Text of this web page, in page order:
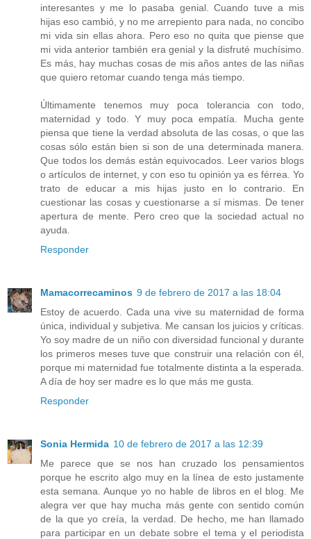
interesantes y me lo pasaba genial. Cuando tuve a mis
hijas eso cambió, y no me arrepiento para nada, no concibo
mi vida sin ellas ahora. Pero eso no quita que piense que
mi vida anterior también era genial y la disfruté muchísimo.
Es más, hay muchas cosas de mis años antes de las niñas
que quiero retomar cuando tenga más tiempo.
Últimamente tenemos muy poca tolerancia con todo,
maternidad y todo. Y muy poca empatía. Mucha gente
piensa que tiene la verdad absoluta de las cosas, o que las
cosas sólo están bien si son de una determinada manera.
Que todos los demás están equivocados. Leer varios blogs
o artículos de internet, y con eso tu opinión ya es férrea. Yo
trato de educar a mis hijas justo en lo contrario. En
cuestionar las cosas y cuestionarse a sí mismas. De tener
apertura de mente. Pero creo que la sociedad actual no
ayuda.
Responder
Mamacorrecaminos 9 de febrero de 2017 a las 18:04
Estoy de acuerdo. Cada una vive su maternidad de forma
única, individual y subjetiva. Me cansan los juicios y críticas.
Yo soy madre de un niño con diversidad funcional y durante
los primeros meses tuve que construir una relación con él,
porque mi maternidad fue totalmente distinta a la esperada.
A día de hoy ser madre es lo que más me gusta.
Responder
Sonia Hermida 10 de febrero de 2017 a las 12:39
Me parece que se nos han cruzado los pensamientos
porque he escrito algo muy en la línea de esto justamente
esta semana. Aunque yo no hable de libros en el blog. Me
alegra ver que hay mucha más gente con sentido común
de la que yo creía, la verdad. De hecho, me han llamado
para participar en un debate sobre el tema y el periodista